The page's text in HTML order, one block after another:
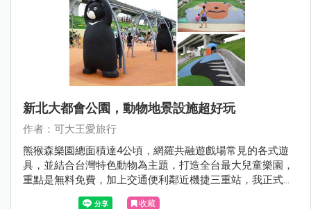
新北大都會公園，動物地景設施超好玩
作者：可大王愛旅行
熊猴森樂園總面積達4公頃，網羅共融遊戲場常見的各式遊
具，並結合台灣特色動物為主題，打造全台最大兒童樂園，
重點是無料免費，加上交通便利鄰近機捷三重站，我正式宣
布其他親子公園可以下班休息去啦。
收藏